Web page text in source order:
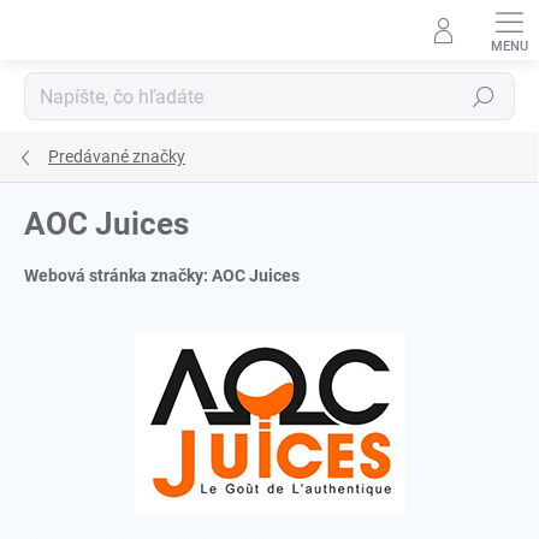
Hľadať
Predávané značky
AOC Juices
Webová stránka značky: AOC Juices